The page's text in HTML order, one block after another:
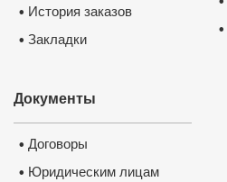
•
• История заказов
• Закладки
Документы
• Договоры
• Юридическим лицам